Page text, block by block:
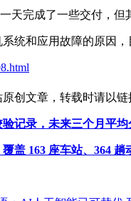
天完成了一些交付，但
统和应用故障的原因
创文章，转载时请以链
记录，未来三个月平
盖 163 座车站、364 趟